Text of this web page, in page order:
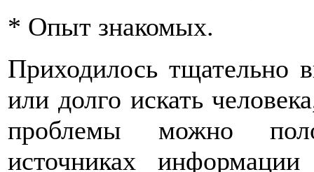
* Опыт знакомых.
Приходилось тщательно
или долго искать
проблемы можно
источниках